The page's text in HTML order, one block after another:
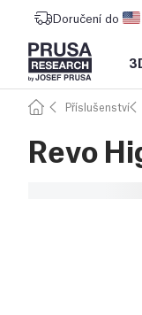
Doručení do
Příslušenství
Revo